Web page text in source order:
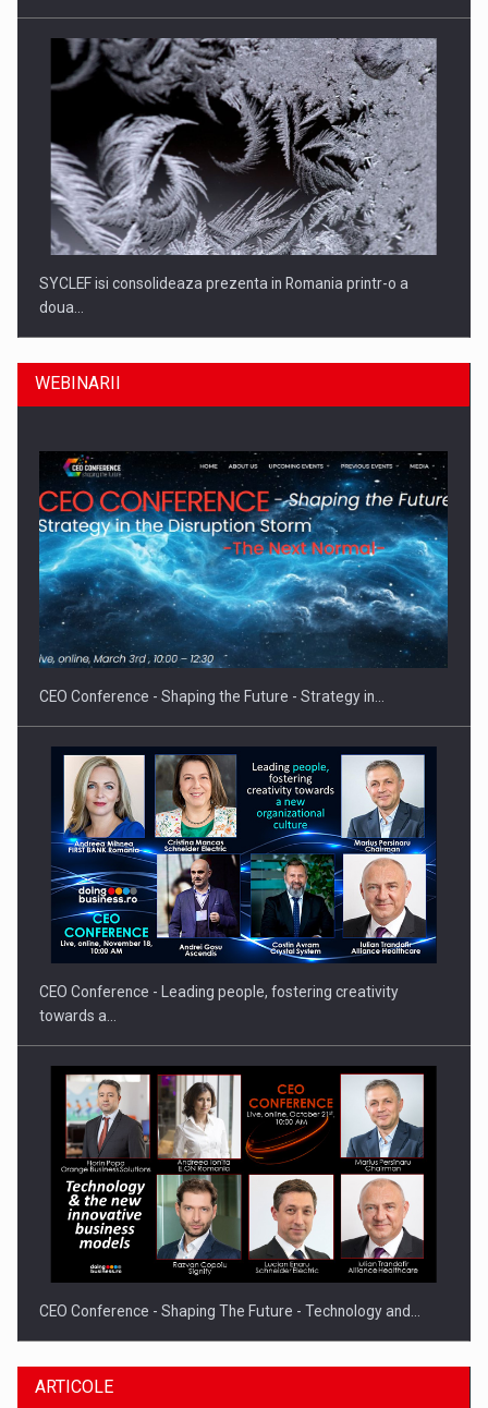
SYCLEF isi consolideaza prezenta in Romania printr-o a
doua…
Fondul de investitii BoldMind si echipa de management a…
Orange Cybersecure – noua solutie de securitate
cibernetica pentru…
WEBINARII
CEO Conference - Shaping the Future - Strategy in…
CEO Conference - Leading people, fostering creativity
towards a…
CEO Conference - Shaping The Future - Technology and…
ARTICOLE